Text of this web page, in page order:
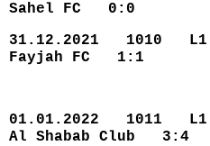
Sahel FC
31.12.2021 1010
Fayjah FC
01.01.2022 1011
Al Shabab